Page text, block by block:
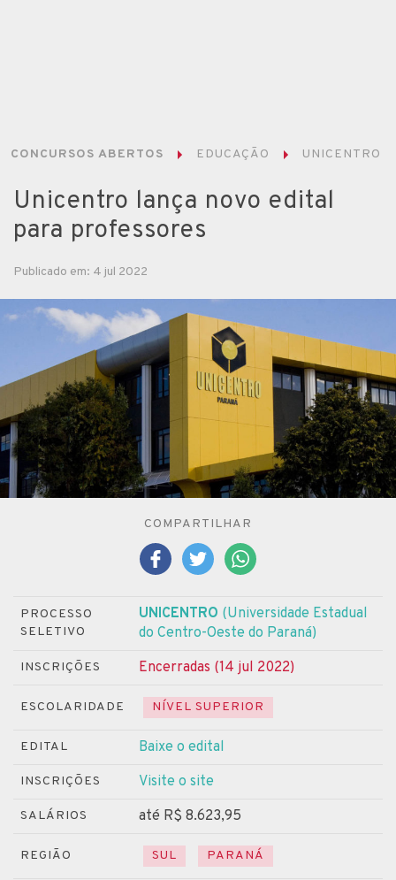
CONCURSOS ABERTOS EDUCAÇÃO UNICENTRO
Unicentro lança novo edital
para professores
Publicado em: 4 jul 2022
COMPARTILHAR
PROCESSO
SELETIVO
UNICENTRO (Universidade Estadual
do Centro-Oeste do Paraná)
INSCRIÇÕES Encerradas (14 jul 2022)
ESCOLARIDADE NÍVEL SUPERIOR
EDITAL Baixe o edital
INSCRIÇÕES Visite o site
SALÁRIOS até R$ 8.623,95
REGIÃO SUL PARANÁ